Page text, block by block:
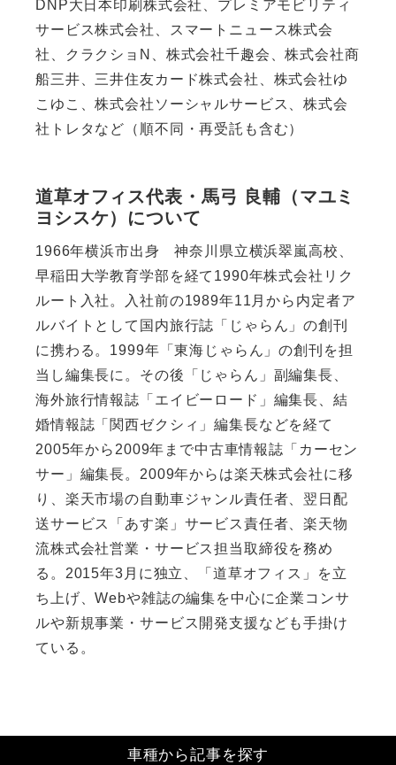
DNP大日本印刷株式会社、プレミアモビリティ
サービス株式会社、スマートニュース株式会
社、クラクショN、株式会社千趣会、株式会社商
船三井、三井住友カード株式会社、株式会社ゆ
こゆこ、株式会社ソーシャルサービス、株式会
社トレタなど（順不同・再受託も含む）
道草オフィス代表・馬弓 良輔（マユミ
ヨシスケ）について
1966年横浜市出身 神奈川県立横浜翠嵐高校、
早稲田大学教育学部を経て1990年株式会社リク
ルート入社。入社前の1989年11月から内定者ア
ルバイトとして国内旅行誌「じゃらん」の創刊
に携わる。1999年「東海じゃらん」の創刊を担
当し編集長に。その後「じゃらん」副編集長、
海外旅行情報誌「エイビーロード」編集長、結
婚情報誌「関西ゼクシィ」編集長などを経て
2005年から2009年まで中古車情報誌「カーセン
サー」編集長。2009年からは楽天株式会社に移
り、楽天市場の自動車ジャンル責任者、翌日配
送サービス「あす楽」サービス責任者、楽天物
流株式会社営業・サービス担当取締役を務め
る。2015年3月に独立、「道草オフィス」を立
ち上げ、Webや雑誌の編集を中心に企業コンサ
ルや新規事業・サービス開発支援なども手掛け
ている。
車種から記事を探す